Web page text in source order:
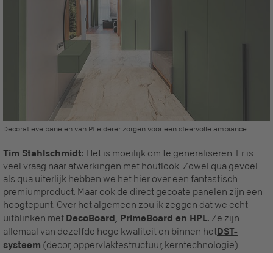
Decoratieve panelen van Pfleiderer zorgen voor een sfeervolle ambiance
Tim Stahlschmidt: Het is moeilijk om te generaliseren. Er is
veel vraag naar afwerkingen met houtlook. Zowel qua gevoel
als qua uiterlijk hebben we het hier over een fantastisch
premiumproduct. Maar ook de direct gecoate panelen zijn een
hoogtepunt. Over het algemeen zou ik zeggen dat we echt
uitblinken met DecoBoard, PrimeBoard en HPL. Ze zijn
allemaal van dezelfde hoge kwaliteit en binnen hetDST-
systeem (decor, oppervlaktestructuur, kerntechnologie)